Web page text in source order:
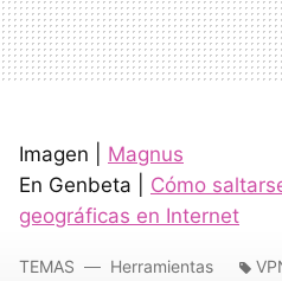
Imagen | Magnus
En Genbeta | Cómo
geográficas en Internet
TEMAS Herramientas